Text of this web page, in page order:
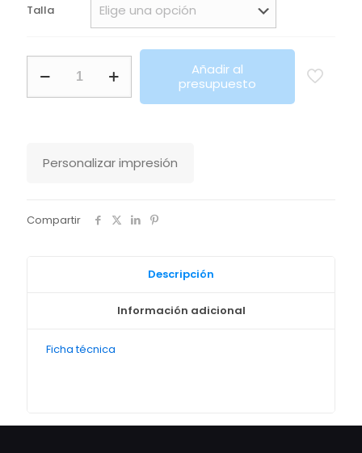
Talla
Alfa
Añadir al
presupuesto
Personalizar impresión
Compartir
Descripción
Información adicional
Ficha técnica